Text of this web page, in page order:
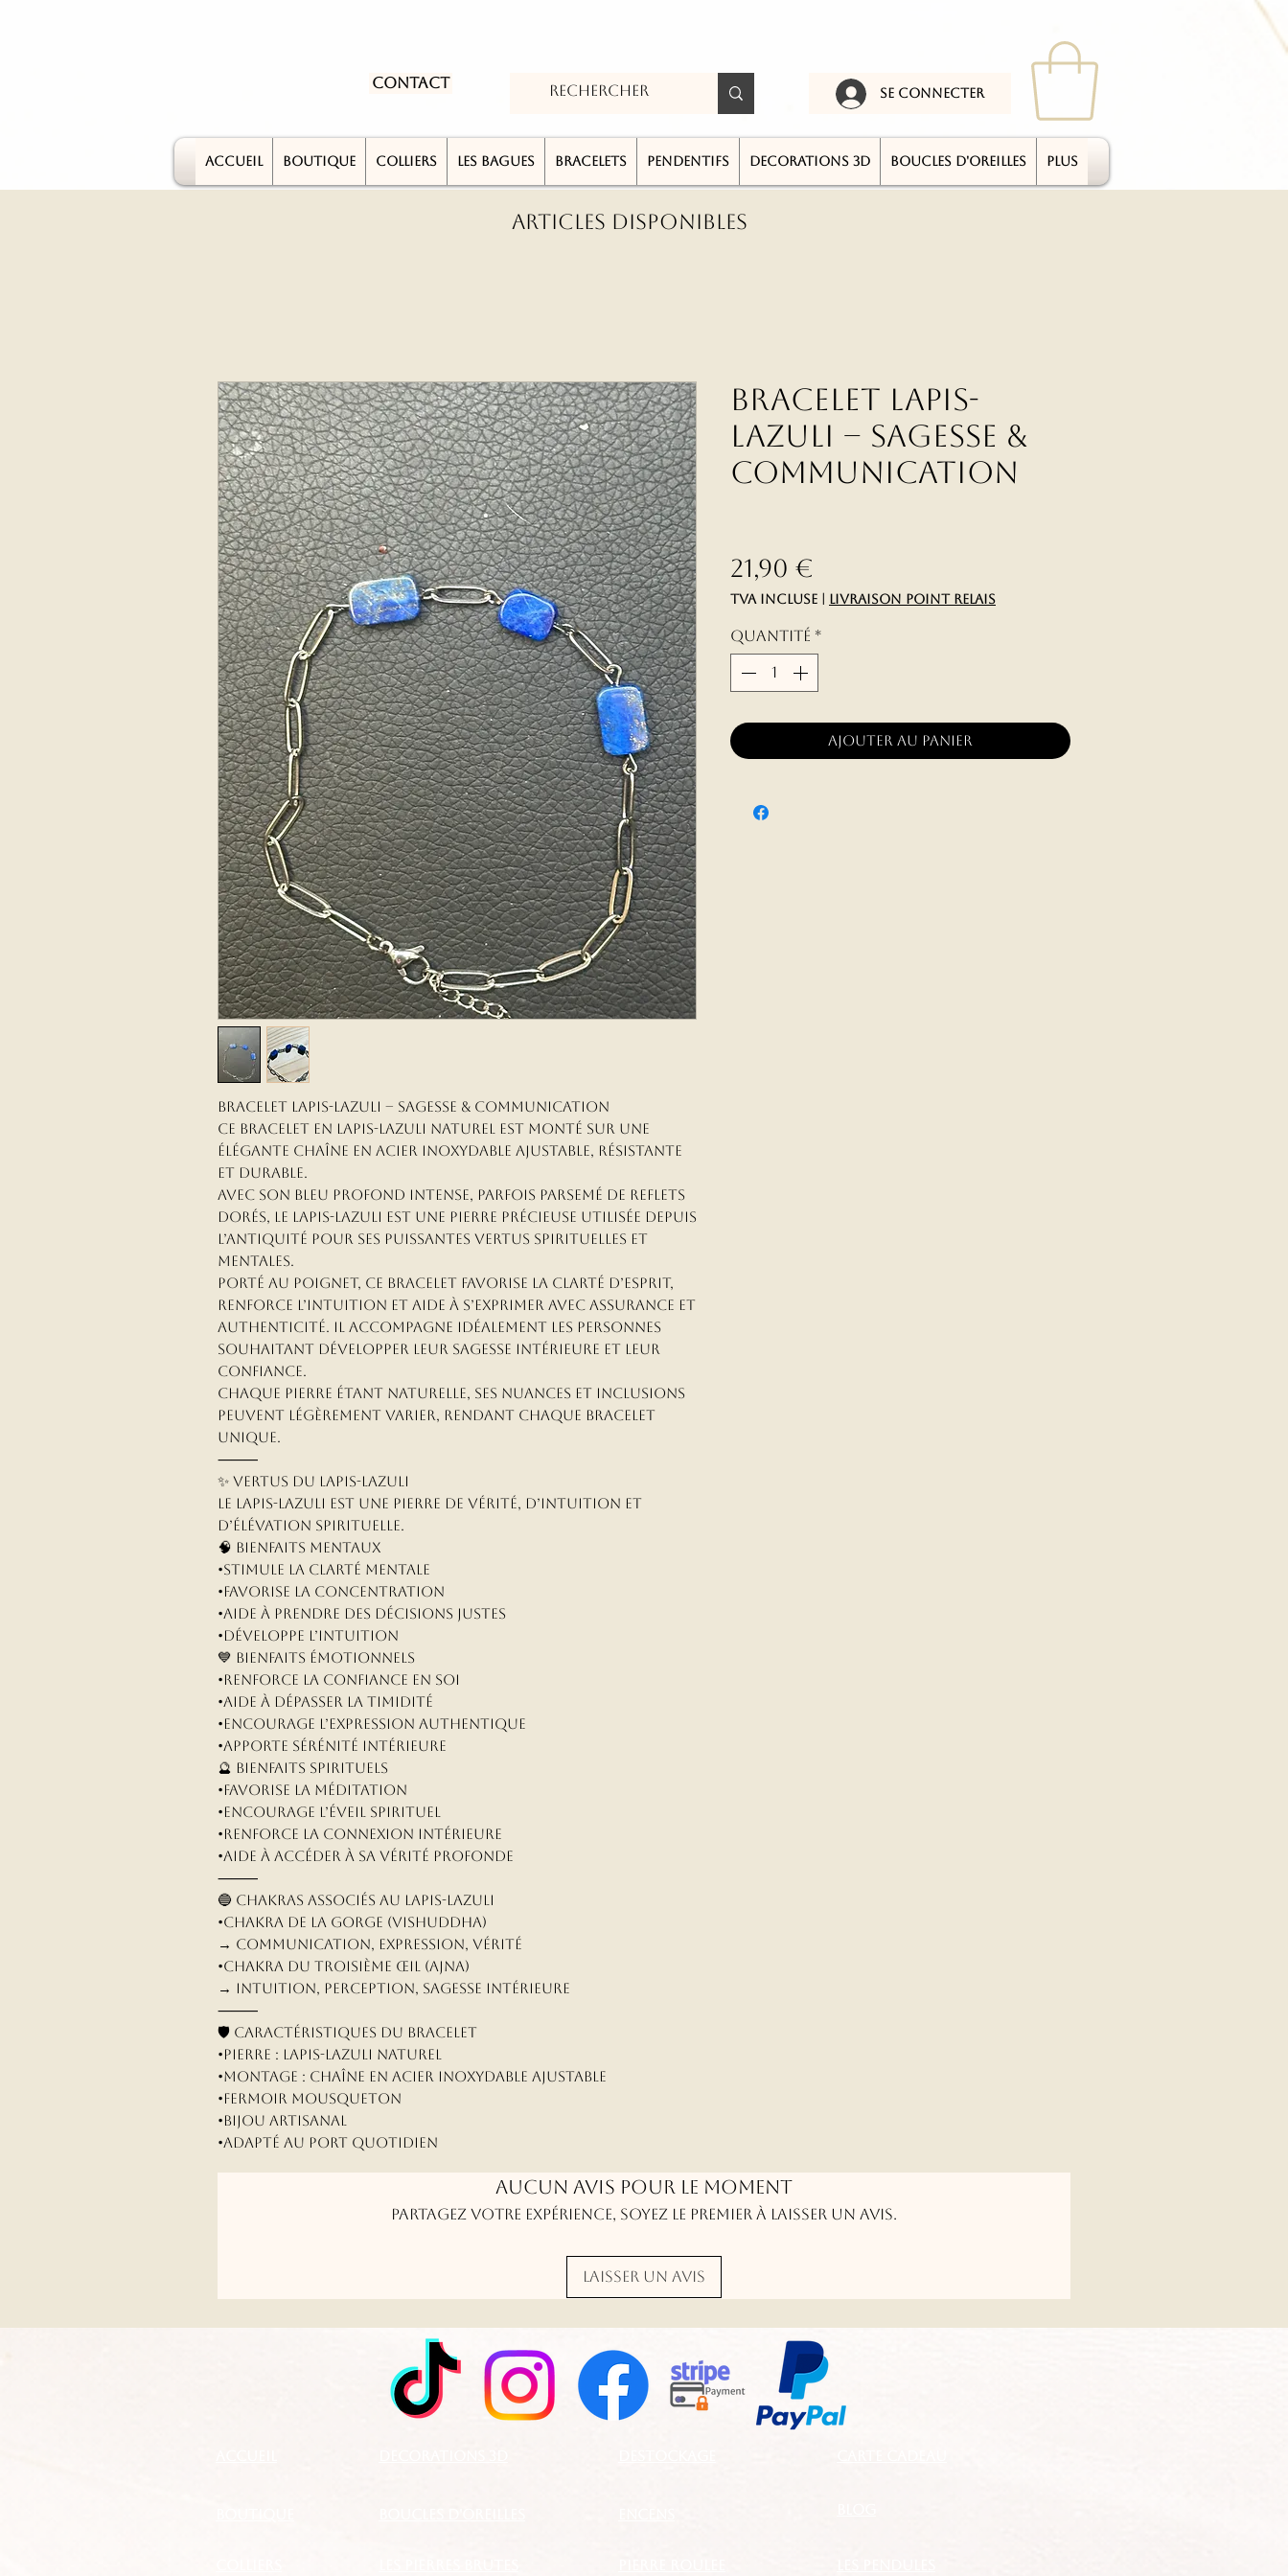
Contact
se connecter
ACCUEIL BOUTIQUE COLLIERS LES BAGUES BRACELETS PENDENTIFS DECORATIONS 3D BOUCLES D'OREILLES plus
ARTICLES DISPONIBLES
Bracelet Lapis-Lazuli – Sagesse & Communication
Ce bracelet en lapis-lazuli naturel est monté sur une
élégante chaîne en acier inoxydable ajustable, résistante
et durable.
Avec son bleu profond intense, parfois parsemé de reflets
dorés, le lapis-lazuli est une pierre précieuse utilisée depuis
l’Antiquité pour ses puissantes vertus spirituelles et
mentales.
Porté au poignet, ce bracelet favorise la clarté d’esprit,
renforce l’intuition et aide à s’exprimer avec assurance et
authenticité. Il accompagne idéalement les personnes
souhaitant développer leur sagesse intérieure et leur
confiance.
Chaque pierre étant naturelle, ses nuances et inclusions
peuvent légèrement varier, rendant chaque bracelet
unique.
⸻
✨ Vertus du Lapis-Lazuli
Le lapis-lazuli est une pierre de vérité, d’intuition et
d’élévation spirituelle.
🧠 Bienfaits mentaux
•Stimule la clarté mentale
•Favorise la concentration
•Aide à prendre des décisions justes
•Développe l’intuition
💙 Bienfaits émotionnels
•Renforce la confiance en soi
•Aide à dépasser la timidité
•Encourage l’expression authentique
•Apporte sérénité intérieure
🔮 Bienfaits spirituels
•Favorise la méditation
•Encourage l’éveil spirituel
•Renforce la connexion intérieure
•Aide à accéder à sa vérité profonde
⸻
🔵 Chakras associés au Lapis-Lazuli
•Chakra de la Gorge (Vishuddha)
→ Communication, expression, vérité
•Chakra du Troisième Œil (Ajna)
→ Intuition, perception, sagesse intérieure
⸻
🛡️ Caractéristiques du bracelet
•Pierre : Lapis-lazuli naturel
•Montage : Chaîne en acier inoxydable ajustable
•Fermoir mousqueton
•Bijou artisanal
•Adapté au port quotidien
Bracelet Lapis-
Lazuli – Sagesse &
Communication
21,90 €
TVA Incluse livraison point relais
Quantité *
Ajouter au panier
Aucun avis pour le moment
Partagez votre expérience, soyez le premier à laisser un avis.
Laisser un avis